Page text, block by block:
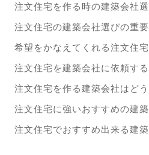
注文住宅を作る時の建築会社
注文住宅の建築会社選びの重
希望をかなえてくれる注文住
注文住宅を建築会社に依頼す
注文住宅を作る建築会社はど
注文住宅に強いおすすめの建
注文住宅でおすすめ出来る建